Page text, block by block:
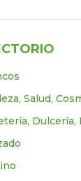
Salud,
Dulcería,